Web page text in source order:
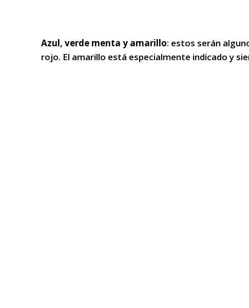
Azul, verde menta y amarillo: estos serán
rojo. El amarillo está especialmente indicado y